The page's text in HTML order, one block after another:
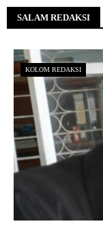
SALAM REDAKSI
KOLOM REDAKSI